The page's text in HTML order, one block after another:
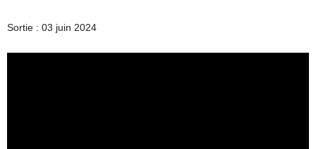
Sortie : 03 juin 2024